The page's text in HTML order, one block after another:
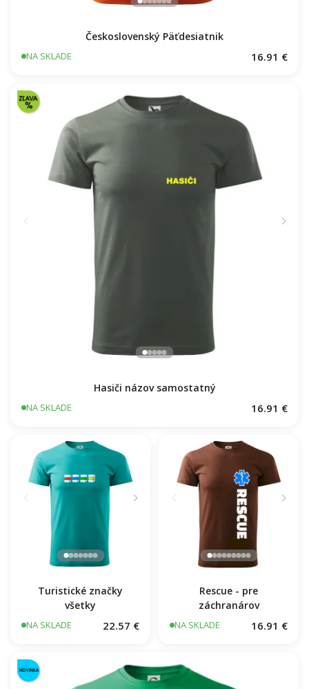
Československý Päťdesiatnik
NA SKLADE 16.91 €
Hasiči názov samostatný
NA SKLADE 16.91 €
Turistické značky
všetky
NA SKLADE 22.57 €
Rescue - pre
záchranárov
NA SKLADE 16.91 €